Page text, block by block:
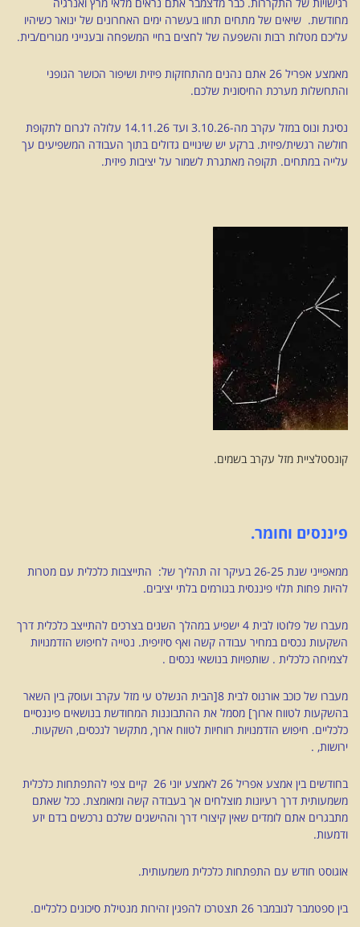
מחודשת. שיאים של מתחים תחוו בעשרה ימים האחרונים של ינואר כשיהיו
עליכם מטלות רבות והשפעה של לחצים בחיי המשפחה ובענייני מגורים/בית.
מאמצע אפריל 26 אתם נהנים מהתחזקות פיזית ושיפור הכושר הגופני
והתחשלות מערכת החיסונית שלכם.
נסיגת ונוס במזל עקרב מה-3.10.26 ועד 14.11.26 עלולה לגרום לתקופת
חולשה רגשית/פיזית. ברקע יש שינויים גדולים בתוך העבודה המשפיעים עך
עלייה במתחים. תקופה מאתגרת לשמור על יציבות פיזית.
קונסטלציית מזל עקרב בשמים.
פיננסים וחומר.
ממאפייני שנת 26-25 בעיקר זה תהליך של: התייצבות כלכלית עם מטרות
להיות פחות תלוי פיננסית בגורמים בלתי יציבים.
מעברו של פלוטו לבית 4 ישפיע במהלך השנים בצרכים להתייצב כלכלית דרך
השקעות נכסים במחיר עבודה קשה ואף סיזיפית. נטייה לחיפוש הזדמנויות
לצמיחה כלכלית . שותפויות בנושאי נכסים .
מעברו של כוכב אורנוס לבית 8[הבית הנשלט עי מזל עקרב ועוסק בין השאר
בהשקעות לטווח ארוך] מסמל את ההתבוננות המחודשת בנושאים פיננסיים
כלכליים. חיפוש הזדמנויות רווחיות לטווח ארוך, מתקשר לנכסים, השקעות.
ירושות, .
בחודשים בין אמצע אפריל 26 לאמצע יוני 26 קיים צפי להתפתחות כלכלית
משמעותית דרך רעיונות מוצלחים אך בעבודה קשה ומאומצת. ככל שאתם
מתבגרים אתם לומדים שאין קיצורי דרך וההישגים שלכם נרכשים בדם יזע
ודמעות.
אוגוסט חודש עם התפתחות כלכלית משמעותית.
בין ספטמבר לנובמבר 26 תצטרכו להפגין זהירות מנטילת סיכונים כלכליים.